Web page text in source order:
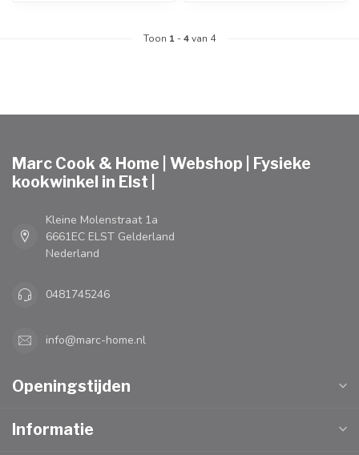
Toon 1 -4van 4
Marc Cook & Home | Webshop | Fysieke
kookwinkel in Elst |
Kleine Molenstraat 1a
6661EC ELST Gelderland
Nederland
0481745246
info@marc-home.nl
Openingstijden
Informatie